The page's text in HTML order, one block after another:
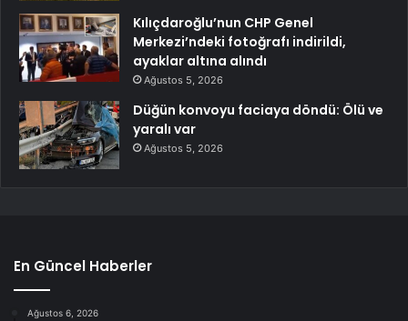
Kılıçdaroğlu’nun CHP Genel
Merkezi’ndeki fotoğrafı indirildi,
ayaklar altına alındı
Ağustos 5, 2026
Düğün konvoyu faciaya döndü: Ölü ve
yaralı var
Ağustos 5, 2026
En Güncel Haberler
Ağustos 6, 2026